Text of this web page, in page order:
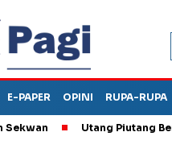
E-PAPER OPINI RUPA-RUPA
Utang Piutang Berujung